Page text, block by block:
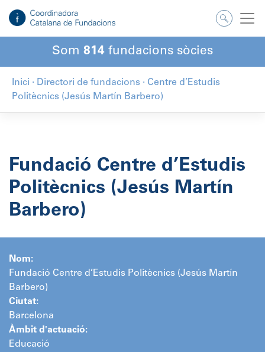
contingut
Som 814 fundacions sòcies
Inici · Directori de fundacions · Centre d’Estudis
Politècnics (Jesús Martín Barbero)
Fundació Centre d’Estudis
Politècnics (Jesús Martín
Barbero)
Nom:
Fundació Centre d’Estudis Politècnics (Jesús Martín
Barbero)
Ciutat:
Barcelona
Àmbit d'actuació:
Educació